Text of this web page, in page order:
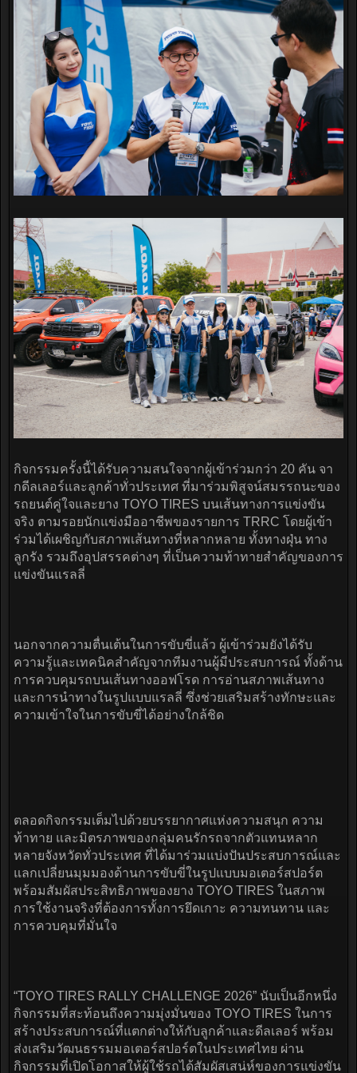
กิจกรรมครั้งนี้ได้รับความสนใจจากผู้เข้าร่วมกว่า 20 คัน จา
กดีลเลอร์และลูกค้าทั่วประเทศ ที่มาร่วมพิสูจน์สมรรถนะของ
รถยนต์คู่ใจและยาง TOYO TIRES บนเส้นทางการแข่งขัน
จริง ตามรอยนักแข่งมืออาชีพของรายการ TRRC โดยผู้เข้า
ร่วมได้เผชิญกับสภาพเส้นทางที่หลากหลาย ทั้งทางฝุ่น ทาง
ลูกรัง รวมถึงอุปสรรคต่างๆ ที่เป็นความท้าทายสำคัญของการ
แข่งขันแรลลี่
นอกจากความตื่นเต้นในการขับขี่แล้ว ผู้เข้าร่วมยังได้รับ
ความรู้และเทคนิคสำคัญจากทีมงานผู้มีประสบการณ์ ทั้งด้าน
การควบคุมรถบนเส้นทางออฟโรด การอ่านสภาพเส้นทาง
และการนำทางในรูปแบบแรลลี่ ซึ่งช่วยเสริมสร้างทักษะและ
ความเข้าใจในการขับขี่ได้อย่างใกล้ชิด
ตลอดกิจกรรมเต็มไปด้วยบรรยากาศแห่งความสนุก ความ
ท้าทาย และมิตรภาพของกลุ่มคนรักรถจากตัวแทนหลาก
หลายจังหวัดทั่วประเทศ ที่ได้มาร่วมแบ่งปันประสบการณ์และ
แลกเปลี่ยนมุมมองด้านการขับขี่ในรูปแบบมอเตอร์สปอร์ต
พร้อมสัมผัสประสิทธิภาพของยาง TOYO TIRES ในสภาพ
การใช้งานจริงที่ต้องการทั้งการยึดเกาะ ความทนทาน และ
การควบคุมที่มั่นใจ
“TOYO TIRES RALLY CHALLENGE 2026” นับเป็นอีกหนึ่ง
กิจกรรมที่สะท้อนถึงความมุ่งมั่นของ TOYO TIRES ในการ
สร้างประสบการณ์ที่แตกต่างให้กับลูกค้าและดีลเลอร์ พร้อม
ส่งเสริมวัฒนธรรมมอเตอร์สปอร์ตในประเทศไทย ผ่าน
กิจกรรมที่เปิดโอกาสให้ผู้ใช้รถได้สัมผัสเสน่ห์ของการแข่งขัน